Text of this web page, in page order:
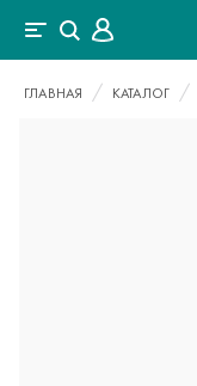
ГЛАВНАЯ КАТАЛОГ